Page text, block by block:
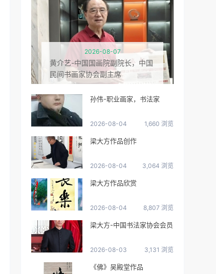
2026-08-07
黄介艺-中国国画院副院长，中国
民间书画家协会副主席
孙伟-职业画家，书法家
2026-08-04 1,660 浏览
梁大方作品创作
2026-08-04 3,064 浏览
梁大方作品欣赏
2026-08-04 8,807 浏览
梁大方-中国书法家协会会员
2026-08-03 3,131 浏览
《佛》吴殿堂作品